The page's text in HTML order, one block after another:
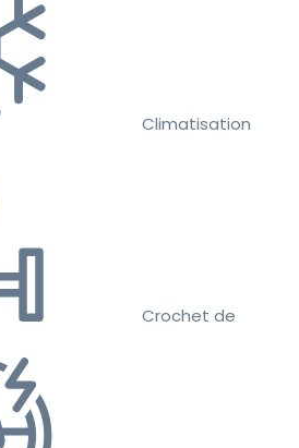
Climatisation
Crochet de